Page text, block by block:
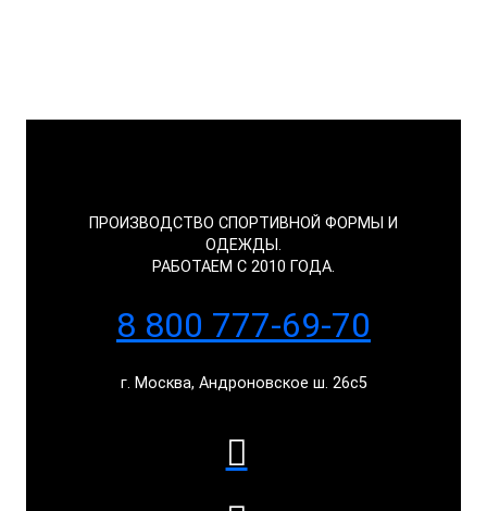
ПРОИЗВОДСТВО СПОРТИВНОЙ ФОРМЫ И
ОДЕЖДЫ.
РАБОТАЕМ С 2010 ГОДА.
8 800 777-69-70
г. Москва, Андроновское ш. 26с5